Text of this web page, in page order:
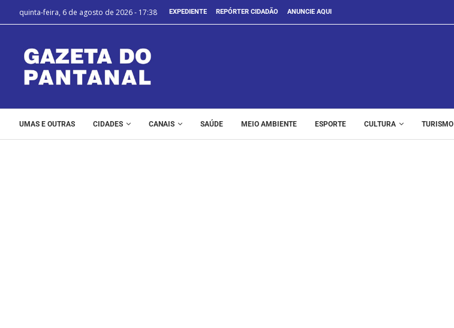
quinta-feira, 6 de agosto de 2026 - 17:38 EXPEDIENTE REPÓRTER CIDADÃO ANUNCIE AQUI
UMAS E OUTRAS CIDADES CANAIS SAÚDE MEIO AMBIENTE ESPORTE CULTURA TURISMO